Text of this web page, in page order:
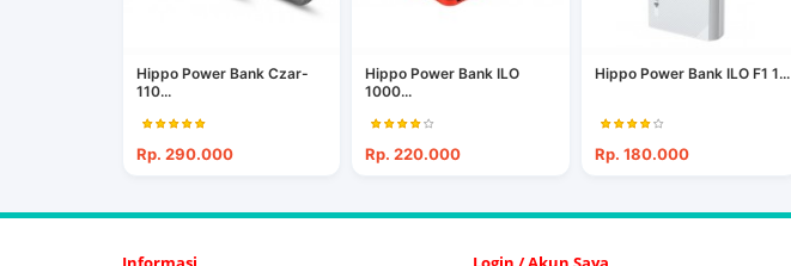
Hippo Power Bank Czar-
110...
Rp. 290.000
Hippo Power Bank ILO
1000...
Rp. 220.000
Hippo Power Bank ILO F1 1...
Rp. 180.000